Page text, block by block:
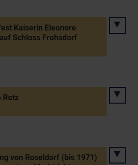
Kaiserin Eleonore
Schloss Frohsdorf
Retz
von Roseldorf (bis 1971)